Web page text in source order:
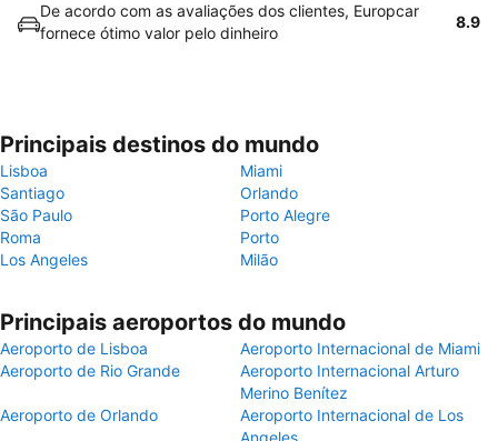
De acordo com as avaliações dos clientes, Europcar
fornece ótimo valor pelo dinheiro
8.9
Principais destinos do mundo
Lisboa
Miami
Santiago
Orlando
São Paulo
Porto Alegre
Roma
Porto
Los Angeles
Milão
Principais aeroportos do mundo
Aeroporto de Lisboa
Aeroporto Internacional de Miami
Aeroporto de Rio Grande
Aeroporto Internacional Arturo
Merino Benítez
Aeroporto de Orlando
Aeroporto Internacional de Los
Angeles